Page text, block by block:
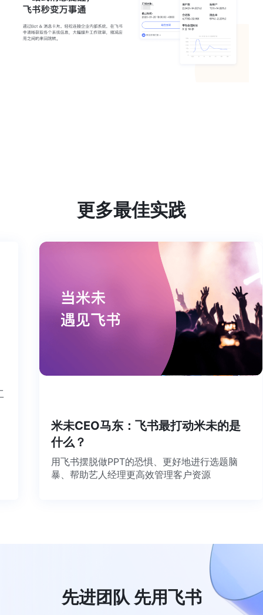
更多最佳实践
工
米未CEO马东：飞书最打动米未的是
什么？
用飞书摆脱做PPT的恐惧、更好地进行选题脑
暴、帮助艺人经理更高效管理客户资源
先进团队 先用飞书